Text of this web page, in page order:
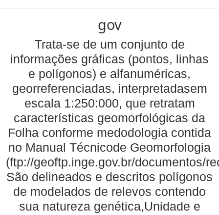
gov
Trata-se de um conjunto de
informações gráficas (pontos, linhas
e polígonos) e alfanuméricas,
georreferenciadas, interpretadasem
escala 1:250:000, que retratam
características geomorfológicas da
Folha conforme medodologia contida
no Manual Técnicode Geomorfologia
(ftp://geoftp.inge.gov.br/documentos/
São delineados e descritos polígonos
de modelados de relevos contendo
sua natureza genética,Unidade e